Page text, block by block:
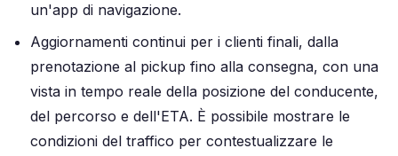
un'app di navigazione.
Aggiornamenti continui per i clienti finali, dalla
prenotazione al pickup fino alla consegna, con una
vista in tempo reale della posizione del conducente,
del percorso e dell'ETA. È possibile mostrare le
condizioni del traffico per contestualizzare le